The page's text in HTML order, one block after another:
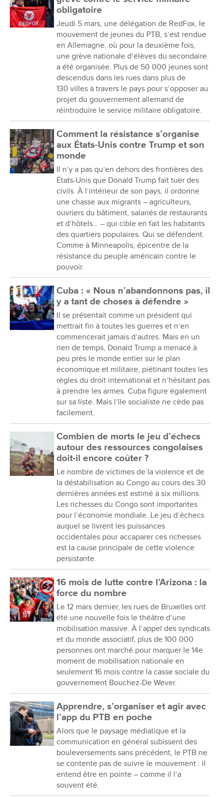
obligatoire
Jeudi 5 mars, une délégation de RedFox, le
mouvement de jeunes du PTB, s’est rendue
en Allemagne, où pour la deuxième fois,
une grève nationale d’élèves du secondaire
a été organisée. Plus de 50 000 jeunes sont
descendus dans les rues dans plus de
130 villes à travers le pays pour s’opposer au
projet du gouvernement allemand de
réintroduire le service militaire obligatoire.
Comment la résistance s’organise
aux États-Unis contre Trump et son
monde
Il n’y a pas qu’en dehors des frontières des
États-Unis que Donald Trump fait tuer des
civils. À l’intérieur de son pays, il ordonne
une chasse aux migrants – agriculteurs,
ouvriers du bâtiment, salariés de restaurants
et d’hôtels… – qui cible en fait les habitants
des quartiers populaires. Qui se défendent.
Comme à Minneapolis, épicentre de la
résistance du peuple américain contre le
pouvoir.
Cuba : « Nous n’abandonnons pas, il
y a tant de choses à défendre »
Il se présentait comme un président qui
mettrait fin à toutes les guerres et n’en
commencerait jamais d’autres. Mais en un
rien de temps, Donald Trump a menacé à
peu près le monde entier sur le plan
économique et militaire, piétinant toutes les
règles du droit international et n’hésitant pas
à prendre les armes. Cuba figure également
sur sa liste. Mais l’île socialiste ne cède pas
facilement.
Combien de morts le jeu d’échecs
autour des ressources congolaises
doit-il encore coûter ?
Le nombre de victimes de la violence et de
la déstabilisation au Congo au cours des 30
dernières années est estimé à six millions.
Les richesses du Congo sont importantes
pour l’économie mondiale. Le jeu d’échecs
auquel se livrent les puissances
occidentales pour accaparer ces richesses
est la cause principale de cette violence
persistante.
16 mois de lutte contre l’Arizona : la
force du nombre
Le 12 mars dernier, les rues de Bruxelles ont
été une nouvelle fois le théâtre d’une
mobilisation massive. À l’appel des syndicats
et du monde associatif, plus de 100 000
personnes ont marché pour marquer le 14e
moment de mobilisation nationale en
seulement 16 mois contre la casse sociale du
gouvernement Bouchez-De Wever.
Apprendre, s’organiser et agir avec
l’app du PTB en poche
Alors que le paysage médiatique et la
communication en général subissent des
bouleversements sans précédent, le PTB ne
se contente pas de suivre le mouvement : il
entend être en pointe – comme il l’a
souvent été.